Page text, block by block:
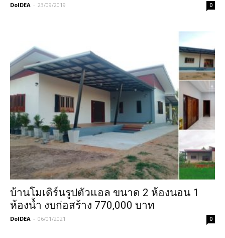
DoIDEA - 23/09/2019 0
บ้านโมเดิร์นรูปตัวแอล ขนาด 2 ห้องนอน 1
ห้องน้ำ งบก่อสร้าง 770,000 บาท
DoIDEA - 06/01/2021 0